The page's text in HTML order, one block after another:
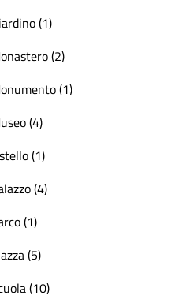
(1)
(2)
(1)
(4)
(1)
(4)
(1)
(5)
(10)